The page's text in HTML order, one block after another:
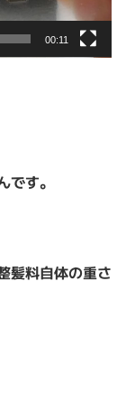
00:11
す。
髪料自体の重さ